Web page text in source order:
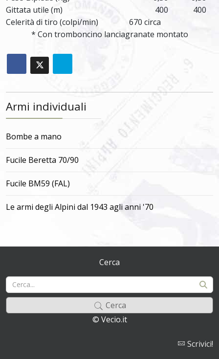
Gittata utile (m)
400
400
Celerità di tiro (colpi/min)
670 circa
* Con tromboncino lanciagranate montato
Armi individuali
Bombe a mano
Fucile Beretta 70/90
Fucile BM59 (FAL)
Le armi degli Alpini dal 1943 agli anni '70
Cerca
Cerca
© Vecio.it
Scrivici!